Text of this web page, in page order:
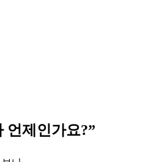
언제인가요?”